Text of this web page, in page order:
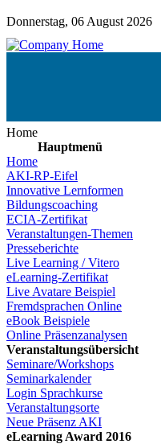
Donnerstag, 06 August 2026
Home
Hauptmenü
Home
AKI-RP-Eifel
Innovative Lernformen
Bildungscoaching
ECIA-Zertifikat
Veranstaltungen-Themen
Presseberichte
Live Learning / Vitero
eLearning-Zertifikat
Live Avatare Beispiel
Fremdsprachen Online
eBook Beispiele
Online Präsenzanalysen
Veranstaltungsübersicht
Seminare/Workshops
Seminarkalender
Login Sprachkurse
Veranstaltungsorte
Neue Präsenz AKI
eLearning Award 2016